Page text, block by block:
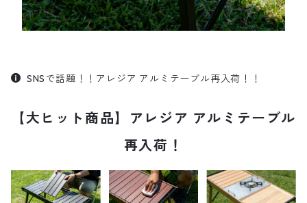
SNSで話題！！アレジア アルミテーブル再入荷！！
【大ヒット商品】アレジア アルミテーブル
再入荷！